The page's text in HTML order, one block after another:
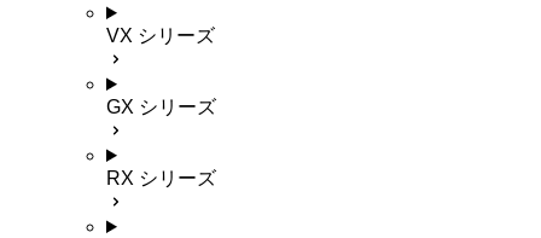
VX シリーズ
GX シリーズ
RX シリーズ